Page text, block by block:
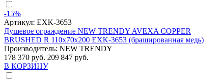
-15%
Артикул: EXK-3653
Душевое ограждение NEW TRENDY AVEXA COPPER
BRUSHED R 110x70x200 EXK-3653 (брашированная медь)
Производитель: NEW TRENDY
178 370 руб. 209 847 руб.
В КОРЗИНУ